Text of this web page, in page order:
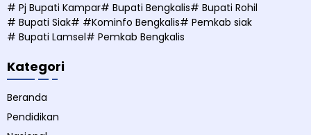
# Pj Bupati Kampar# Bupati Bengkalis# Bupati Rohil
# Bupati Siak# #Kominfo Bengkalis# Pemkab siak
# Bupati Lamsel# Pemkab Bengkalis
Kategori
Beranda
Pendidikan